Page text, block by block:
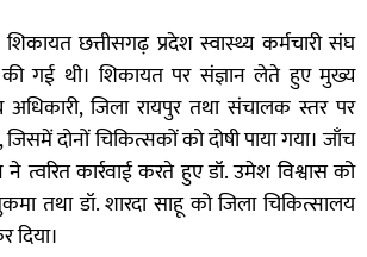
छत्तीसगढ़ प्रदेश स्वास्थ्य कर्मचारी संघ
की गई थी। शिकायत पर संज्ञान लेते हुए मुख्य
अधिकारी, जिला रायपुर तथा संचालक स्तर पर
दोनों चिकित्सकों को दोषी पाया गया। जाँच
ने त्वरित कार्रवाई करते हुए डॉ. उमेश विश्वास को
तथा डॉ. शारदा साहू को जिला चिकित्सालय
दिया।